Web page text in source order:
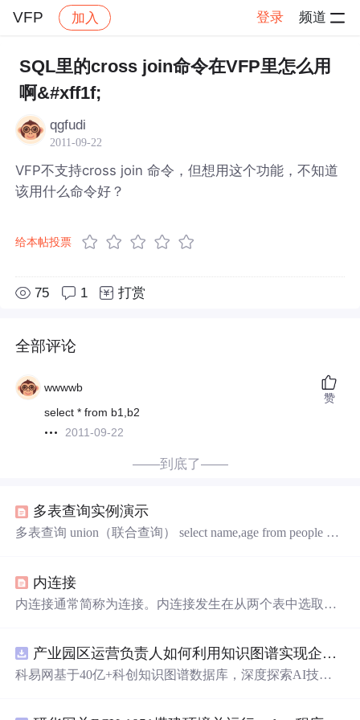
VFP 加入 登录 频道
社区 VFP 帖子详情
SQL里的cross join命令在VFP里怎么用
啊&#xff1f;
qgfudi
2011-09-22
VFP不支持cross join 命令，但想用这个功能，不知道
该用什么命令好？
给本帖投票
75 1 打赏
全部评论
wwwwb
select * from b1,b2
2011-09-22
赞
——到底了——
多表查询实例演示
多表查询 union（联合查询） select name,age from people uni
t.stuId; 注：查询student表中的name与result表中的score，两
表的公共字段为id,stuId。 l
内连接
内连接通常简称为连接。内连接发生在从两个表中选取记
些共同字段称为键。 内连接 - 概述 分为内外连接2种 selec
t g.sno,s.name,c.coursename from grades g
JOINstudents s ON
产业园区运营负责人如何利用知识图谱实现企业精准对接与协同？.docx
科易网基于40亿+科创知识图谱数据库，深度探索AI技术